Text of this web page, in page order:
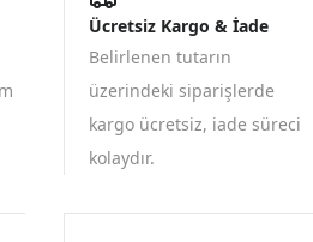
Ücretsiz Kargo & İade
Belirlenen tutarın
üzerindeki siparişlerde
kargo ücretsiz, iade süreci
kolaydır.